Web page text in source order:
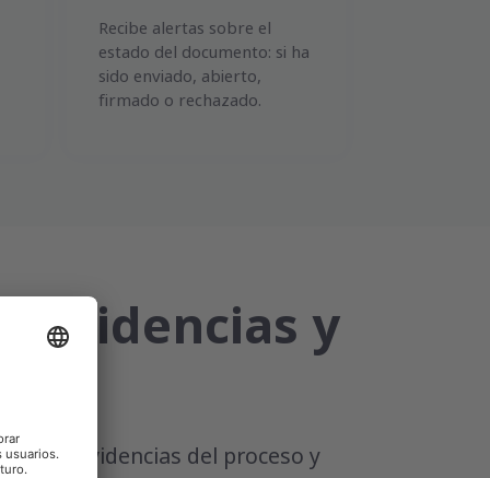
Recibe alertas sobre el
estado del documento: si ha
sido enviado, abierto,
firmado o rechazado.
evidencias y
, evidencias del proceso y